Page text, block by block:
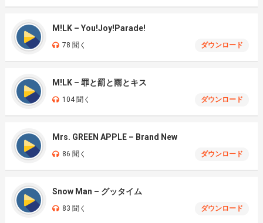
M!LK – You!Joy!Parade!
78 聞く ダウンロード
M!LK – 罪と罰と雨とキス
104 聞く ダウンロード
Mrs. GREEN APPLE – Brand New
86 聞く ダウンロード
Snow Man – グッタイム
83 聞く ダウンロード